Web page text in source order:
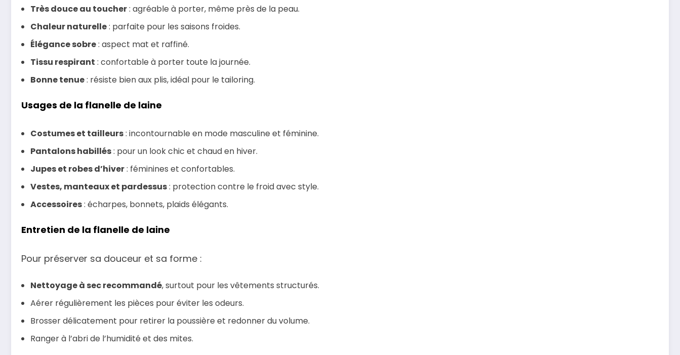
Très douce au toucher: agréable à porter, même près de la peau.
Chaleur naturelle: parfaite pour les saisons froides.
Élégance sobre: aspect mat et raffiné.
Tissu respirant : confortable à porter toute la journée.
Bonne tenue: résiste bien aux plis, idéal pour le tailoring.
Usages de la flanelle de laine
Costumes et tailleurs: incontournable en mode masculine et féminine.
Pantalons habillés: pour un look chic et chaud en hiver.
Jupes et robes d’hiver: féminines et confortables.
Vestes, manteaux et pardessus: protection contre le froid avec style.
Accessoires: écharpes, bonnets, plaids élégants.
Entretien de la flanelle de laine
Pour préserver sa douceur et sa forme :
Nettoyage à sec recommandé, surtout pour les vêtements structurés.
Aérer régulièrement les pièces pour éviter les odeurs.
Brosser délicatement pour retirer la poussière et redonner du volume.
Ranger à l’abri de l’humidité et des mites.